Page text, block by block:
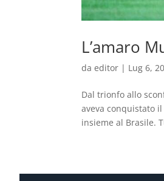
L’amaro
daeditor | Lug 6,
Dal trionfo allo
aveva conquistato
insieme al Brasile.